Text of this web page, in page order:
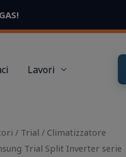
!
Lavori
/ Trial / Climatizzatore
Trial Split Inverter serie